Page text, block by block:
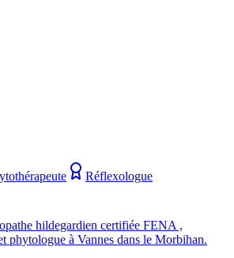
Réflexologue
hildegardien certifiée FENA ,
phytologue à Vannes dans le Morbihan.